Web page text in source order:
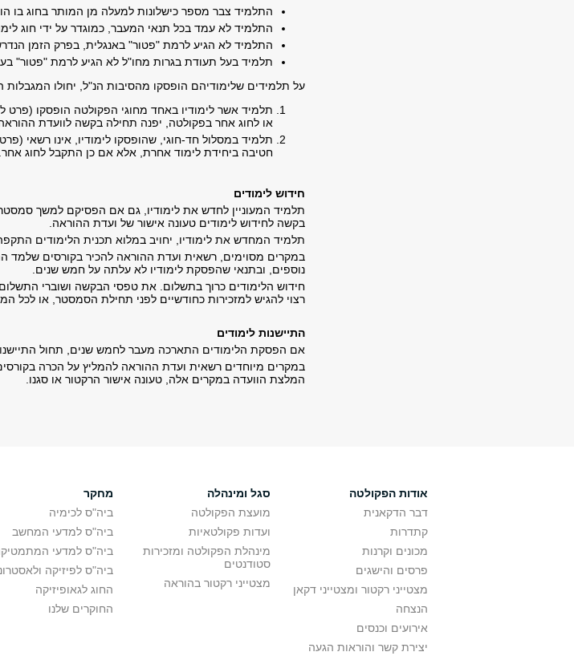
התלמיד צבר מספר כישלונות למעלה מן המותר בחוג בו
התלמיד לא עמד בכל תנאי המעבר, כמוגדר על ידי חוג
התלמיד לא הגיע לרמת "פטור" באנגלית, בפרק הזמן
תלמיד בעל תעודת בגרות מחו"ל לא הגיע לרמת "פטור"
על תלמידים שלימודיהם הופסקו מהסיבות הנ"ל, יחולו המגבלות
תלמיד אשר לימודיו באחד מחוגי הפקולטה הופסקו (פרט
או לחוג אחר בפקולטה, יפנה תחילה בקשה לוועדת
תלמיד במסלול חד-חוגי, שהופסקו לימודיו, אינו רשאי
חטיבה ביחידת לימוד אחרת, אלא אם כן התקבל לחוג אחר.
חידוש לימודים
תלמיד המעוניין לחדש את לימודיו, גם אם הפסיקם למשך
בקשה לחידוש לימודים טעונה אישור של ועדת ההוראה.
תלמיד המחדש את לימודיו, יחויב במלוא תכנית הלימודים
במקרים מסוימים, רשאית ועדת ההוראה להכיר בקורסים שלמד
נוספים, ובתנאי שהפסקת לימודיו לא עלתה על חמש שנים.
חידוש הלימודים כרוך בתשלום. את טפסי הבקשה ושוברי
רצוי להגיש למזכירות כחודשיים לפני תחילת הסמסטר, או לכל
התיישנות לימודים
אם הפסקת הלימודים התארכה מעבר לחמש שנים, תחול
במקרים מיוחדים רשאית ועדת ההוראה להמליץ על הכרה
המלצת הוועדה במקרים אלה, טעונה אישור הרקטור או סגנו.
אודות הפקולטה
דבר הדקאנית
קתדרות
מכונים וקרנות
פרסים והישגים
מצטייני רקטור ומצטייני דקאן
הנצחה
אירועים וכנסים
יצירת קשר והוראות הגעה
סגל ומינהלה
מועצת הפקולטה
ועדות פקולטאיות
מינהלת הפקולטה ומזכירות
סטודנטים
מצטייני רקטור בהוראה
מחקר
ביה"ס לכימיה
ביה"ס למדעי המחשב
ביה"ס למדעי
ביה"ס לפיזיקה
החוג לגאופיזיקה
החוקרים שלנו